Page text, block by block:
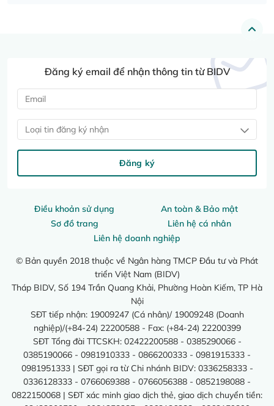
Điều khoản sử dụng
An toàn & Bảo mật
Sơ đồ trang
Liên hệ cá nhân
Liên hệ doanh nghiệp
© Bản quyền 2018 thuộc về Ngân hàng TMCP Đầu tư và Phát
triển Việt Nam (BIDV)
Tháp BIDV, Số 194 Trần Quang Khải, Phường Hoàn Kiếm, TP Hà
Nội
SĐT tiếp nhận: 19009247 (Cá nhân)/ 19009248 (Doanh
nghiệp)/(+84-24) 22200588 - Fax: (+84-24) 22200399
SĐT Tổng đài TTCSKH: 02422200588 - 0385290066 -
0385190066 - 0981910333 - 0866200333 - 0981915333 -
0981951333 | SĐT gọi ra từ Chi nhánh BIDV: 0336258333 -
0336128333 - 0766069388 - 0766056388 - 0852198088 -
0822150068 | SĐT xác minh giao dịch thẻ, giao dịch chuyển tiền:
Đăng ký email để nhận thông tin từ BIDV
Loại tin đăng ký nhận
Đăng ký